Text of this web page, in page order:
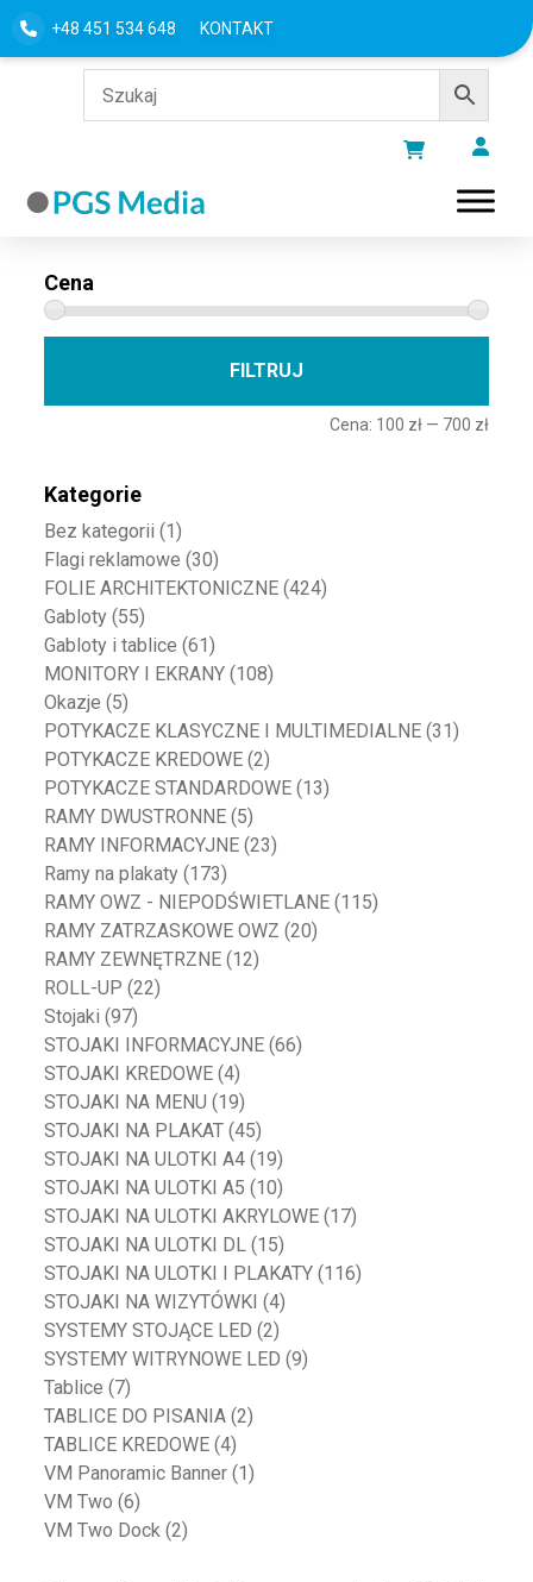
+48 451 534 648 KONTAKT
Filtru według
Cena
FILTRUJ
Cena: 100 zł— 700 zł
Kategorie
Bez kategorii (1)
Flagi reklamowe (30)
FOLIE ARCHITEKTONICZNE (424)
Gabloty (55)
Gabloty i tablice (61)
MONITORY I EKRANY (108)
Okazje (5)
POTYKACZE KLASYCZNE I MULTIMEDIALNE (31)
POTYKACZE KREDOWE (2)
POTYKACZE STANDARDOWE (13)
RAMY DWUSTRONNE (5)
RAMY INFORMACYJNE (23)
Ramy na plakaty (173)
RAMY OWZ - NIEPODŚWIETLANE (115)
RAMY ZATRZASKOWE OWZ (20)
RAMY ZEWNĘTRZNE (12)
ROLL-UP (22)
Stojaki (97)
STOJAKI INFORMACYJNE (66)
STOJAKI KREDOWE (4)
STOJAKI NA MENU (19)
STOJAKI NA PLAKAT (45)
STOJAKI NA ULOTKI A4 (19)
STOJAKI NA ULOTKI A5 (10)
STOJAKI NA ULOTKI AKRYLOWE (17)
STOJAKI NA ULOTKI DL (15)
STOJAKI NA ULOTKI I PLAKATY (116)
STOJAKI NA WIZYTÓWKI (4)
SYSTEMY STOJĄCE LED (2)
SYSTEMY WITRYNOWE LED (9)
Tablice (7)
TABLICE DO PISANIA (2)
TABLICE KREDOWE (4)
VM Panoramic Banner (1)
VM Two (6)
VM Two Dock (2)